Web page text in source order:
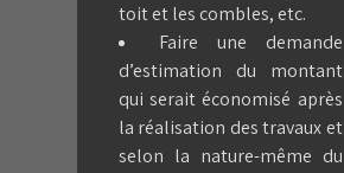
toit et les combles, etc.
Faire une demande
d’estimation du montant
qui serait économisé après
la réalisation des travaux et
selon la nature-même du